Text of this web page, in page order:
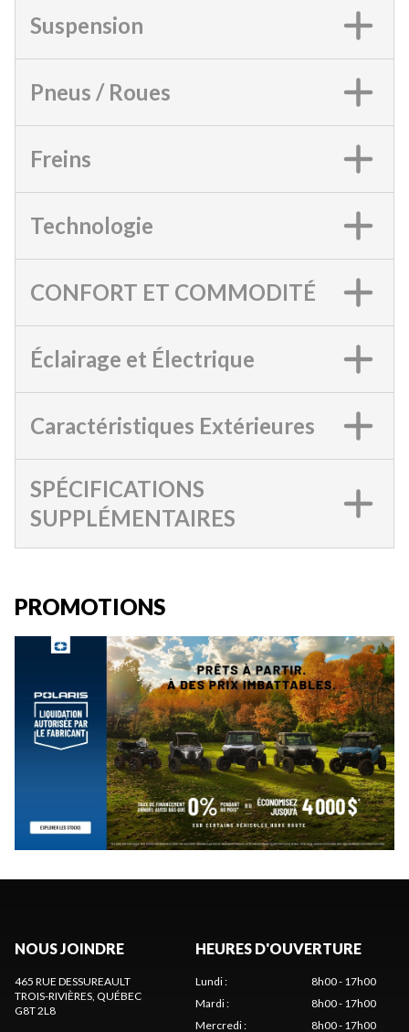
Suspension
Pneus / Roues
Freins
Technologie
CONFORT ET COMMODITÉ
Éclairage et Électrique
Caractéristiques Extérieures
SPÉCIFICATIONS
SUPPLÉMENTAIRES
PROMOTIONS
NOUS JOINDRE
465 RUE DESSUREAULT
TROIS-RIVIÈRES, QUÉBEC
G8T 2L8
HEURES D'OUVERTURE
Lundi:
8h00 - 17h00
Mardi:
8h00 - 17h00
Mercredi: 8h00 - 17h00